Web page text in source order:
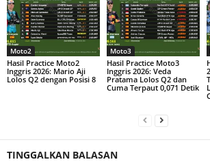
Moto2
Hasil Practice Moto2
Inggris 2026: Mario Aji
Lolos Q2 dengan Posisi 8
Moto3
Hasil Practice Moto3
Inggris 2026: Veda
Pratama Lolos Q2 dan
Cuma Terpaut 0,071 Detik
TINGGALKAN BALASAN